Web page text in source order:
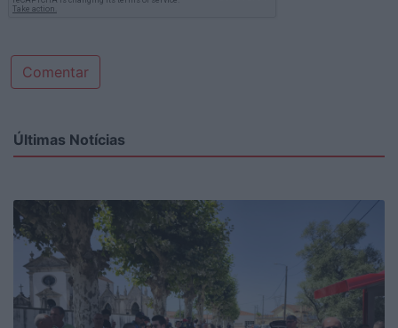
Comentar
Últimas Notícias